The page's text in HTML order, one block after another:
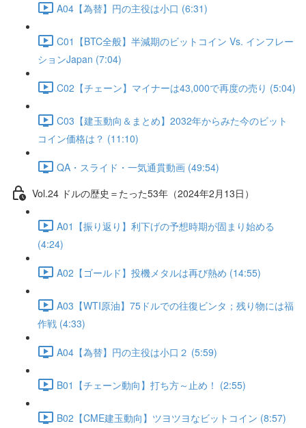
A04【為替】円の主役は小口 (6:31)
C01【BTC全般】半減期のビットコイン Vs. インフレー
ションJapan (7:04)
C02【チェーン】マイナーは43,000で再度の売り (5:04)
C03【建玉動向＆まとめ】2032年からみた今のビット
コイン価格は？ (11:10)
QA・スライド・一気通貫動画 (49:54)
Vol.24 ドルの歴史＝たった53年（2024年2月13日）
A01【振り返り】利下げの予想時期が固まり始める
(4:24)
A02【ゴールド】投機メタルは再び熱め (14:55)
A03【WTI原油】75ドルでの往復ビンタ；残り物には福
作戦 (4:33)
A04【為替】円の主役は小口２ (5:59)
B01【チェーン動向】打ち方～止め！ (2:55)
B02【CME建玉動向】ツヨツヨなビットコイン (8:57)